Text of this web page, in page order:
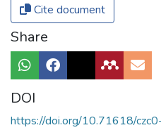
Cite document
Share
DOI
https://doi.org/10.71618/